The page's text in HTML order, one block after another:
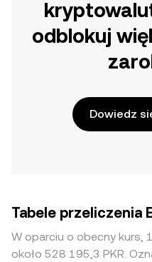
odblokuj
Dowiedz
Tabele przeliczenia
W oparciu o obecny kurs,
około 528 195,3 PKR.